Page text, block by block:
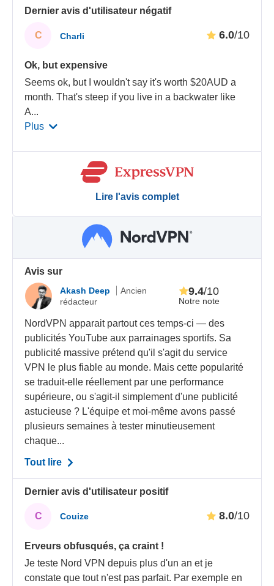
Dernier avis d'utilisateur négatif
C Charli 6.0/10
Ok, but expensive
Seems ok, but I wouldn't say it's worth $20AUD a
month. That's steep if you live in a backwater like
A...
Plus
Lire l'avis complet
Avis sur
Akash Deep
Ancien
rédacteur
Notre note
9.4/10
NordVPN apparait partout ces temps-ci — des
publicités YouTube aux parrainages sportifs. Sa
publicité massive prétend qu'il s'agit du service
VPN le plus fiable au monde. Mais cette popularité
se traduit-elle réellement par une performance
supérieure, ou s'agit-il simplement d'une publicité
astucieuse ? L'équipe et moi-même avons passé
plusieurs semaines à tester minutieusement
chaque...
Tout lire
Dernier avis d'utilisateur positif
C Couize 8.0/10
Erveurs obfusqués, ça craint !
Je teste Nord VPN depuis plus d'un an et je
constate que tout n'est pas parfait. Par exemple en